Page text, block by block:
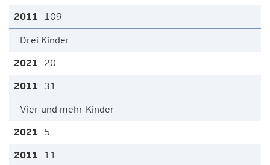
109
Drei Kinder
20
31
Vier und mehr Kinder
5
11